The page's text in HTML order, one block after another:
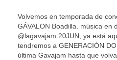
Volvemos en temporada de
GÁVALON Boadilla. música en
@lagavajam 20JUN, ya está
tendremos a GENERACIÓN
última Gavajam hasta que